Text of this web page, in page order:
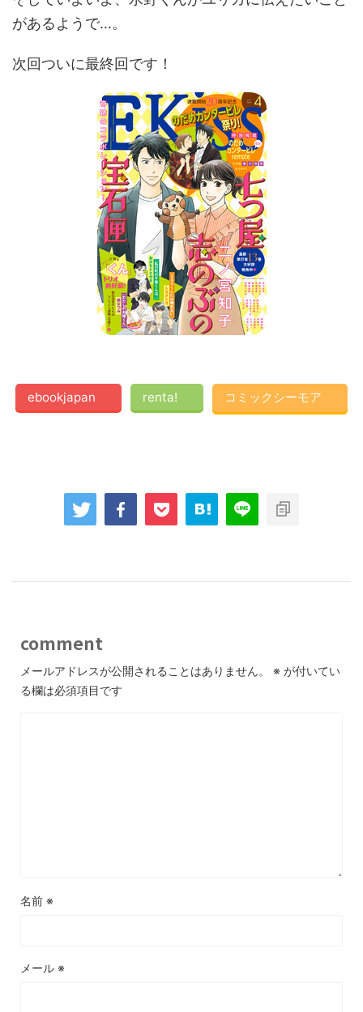
があるようで…。
次回ついに最終回です！
ebookjapan renta! コミックシーモア
comment
メールアドレスが公開されることはありません。 ※ が付いてい
る欄は必須項目です
名前 ※
メール ※